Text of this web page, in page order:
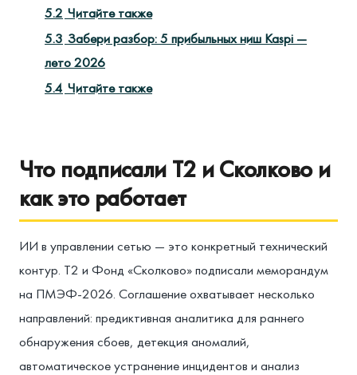
5.2 Читайте также
5.3 Забери разбор: 5 прибыльных ниш Kaspi —
лето 2026
5.4 Читайте также
Что подписали Т2 и Сколково и
как это работает
ИИ в управлении сетью — это конкретный технический
контур. Т2 и Фонд «Сколково» подписали меморандум
на ПМЭФ-2026. Соглашение охватывает несколько
направлений: предиктивная аналитика для раннего
обнаружения сбоев, детекция аномалий,
автоматическое устранение инцидентов и анализ